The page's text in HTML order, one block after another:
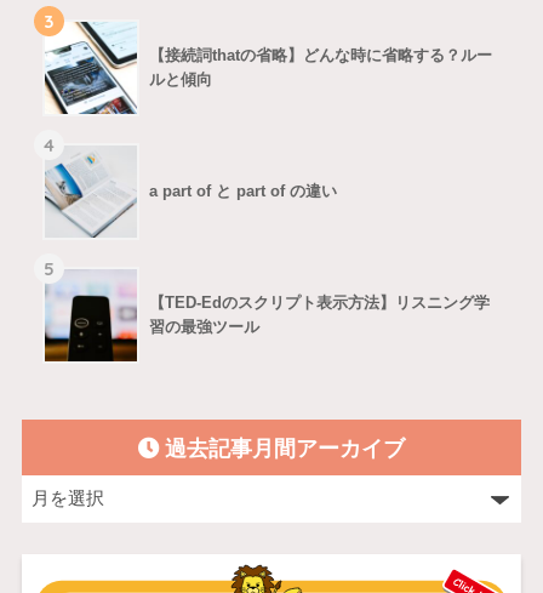
3
【接続詞thatの省略】どんな時に省略する？ルー
ルと傾向
4
a part of と part of の違い
5
【TED-Edのスクリプト表示方法】リスニング学
習の最強ツール
過去記事月間アーカイブ